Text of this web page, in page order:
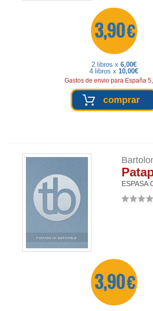
3,90 €
2 libros x 6,00€
4 libros x 10,00€
Gastos de envio para España
comprar
ESPASA
3,90 €